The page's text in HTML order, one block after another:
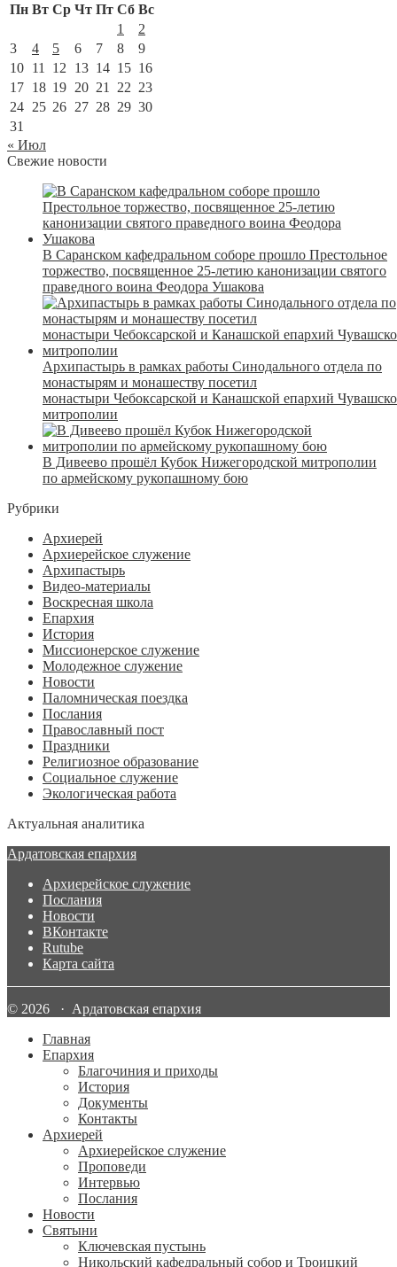
Пн Вт Ср Чт Пт Сб Вс
1
2
3
4 5 6 7 8
9
10 11 12 13 14 15 16
17 18 19 20 21 22 23
24 25 26 27 28 29 30
31
« Июл
Свежие новости
В Саранском кафедральном соборе прошло Престольное
торжество, посвященное 25-летию канонизации святого
праведного воина Феодора Ушакова
Архипастырь в рамках работы Синодального отдела по
монастырям и монашеству посетил
монастыри Чебоксарской и Канашской епархий
митрополии
В Дивеево прошёл Кубок Нижегородской митрополии
по армейскому рукопашному бою
Рубрики
Архиерей
Архиерейское служение
Архипастырь
Видео-материалы
Воскресная школа
Епархия
История
Миссионерское служение
Молодежное служение
Новости
Паломническая поездка
Послания
Православный пост
Праздники
Религиозное образование
Социальное служение
Экологическая работа
Актуальная аналитика
Ардатовская епархия
Архиерейское служение
Послания
Новости
ВКонтакте
Rutube
Карта сайта
© 2026 · Ардатовская епархия
Главная
Епархия
Благочиния и приходы
История
Документы
Контакты
Архиерей
Архиерейское служение
Проповеди
Интервью
Послания
Новости
Святыни
Ключевская пустынь
Никольский кафедральный собор и Троицкий